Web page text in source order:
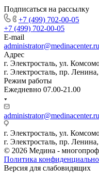
Подписаться на рассылку
+7 (499) 702-00-05
+7 (499) 702-00-05
E-mail
administrator@medinacenter.ru
Адрес
г. Электросталь, ул.
г. Электросталь, пр.
Режим работы
Ежедневно 07.00-21.00
administrator@medinacenter.ru
г. Электросталь, ул.
г. Электросталь, пр.
© 2026 Медина -
Политика
Версия для слабовидящих